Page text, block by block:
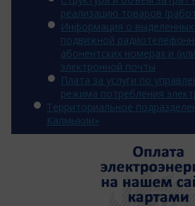
реализацию товаров
Информация о
подвижной
абонентских номерах и
электронной почты
Плата за услуги по
режима потребления
Территориальное
Калмыкии»